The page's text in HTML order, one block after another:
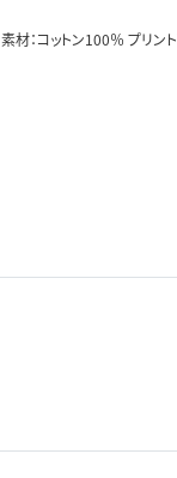
素材：コットン100％ プリン